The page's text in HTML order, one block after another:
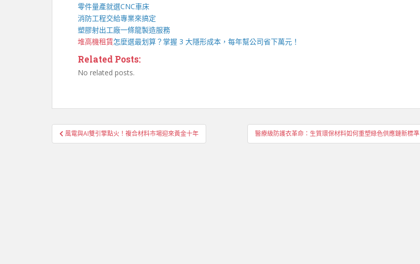
零件量產就選CNC車床
消防工程交給專業來搞定
塑膠射出工廠一條龍製造服務
堆高機租賃怎麼選最划算？掌握 3 大隱形成本，每年幫公司省下萬元！
Related Posts:
No related posts.
文
章
風電與AI雙引擎點火！複合材料市場迎來黃金十年 醫療級防護衣革命：生質環保材料如何重塑綠色供應鏈新標準